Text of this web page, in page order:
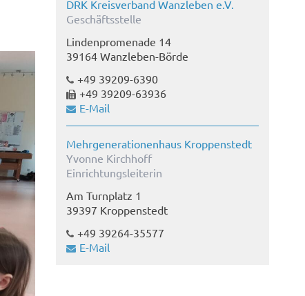
DRK Kreisverband Wanzleben e.V.
Geschäftsstelle
Lindenpromenade 14
39164 Wanzleben-Börde
+49 39209-6390
+49 39209-63936
E-Mail
Mehrgenerationenhaus Kroppenstedt
Yvonne Kirchhoff
Einrichtungsleiterin
Am Turnplatz 1
39397 Kroppenstedt
+49 39264-35577
E-Mail